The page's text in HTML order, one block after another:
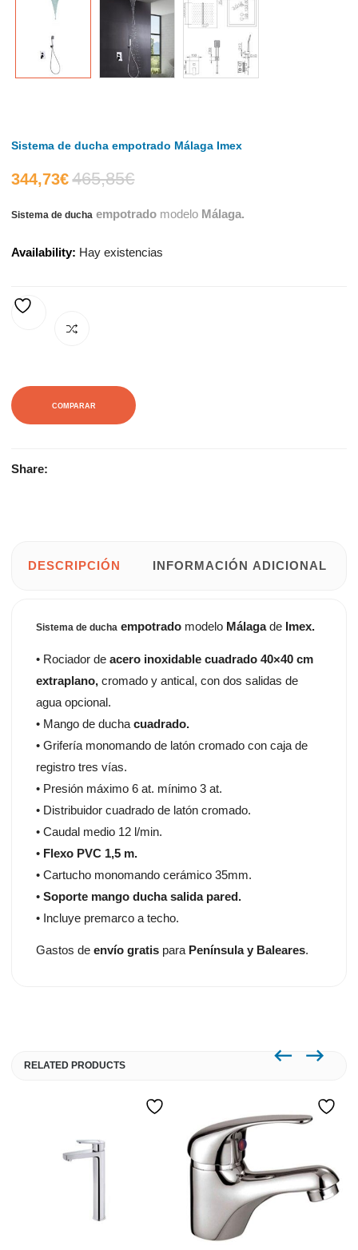
Sistema de ducha empotrado Málaga Imex
344,73€El
precio
actual
344,73€.
465,85€El
precio
original
Sistema de ducha empotrado modelo Málaga.
Availability: Hay existencias
COMPARAR
Share:
DESCRIPCIÓN INFORMACIÓN ADICIONAL
Sistema de ducha empotrado modelo Málagade Imex.
• Rociador deacero inoxidable cuadrado 40×40 cm
extraplano, cromado y antical, con dos salidas de
agua opcional.
• Mango de duchacuadrado.
• Grifería monomando de latón cromado con caja de
registro tres vías.
• Presión máximo 6 at. mínimo 3 at.
• Distribuidor cuadrado de latón cromado.
• Caudal medio 12 l/min.
• Flexo PVC 1,5 m.
• Cartucho monomando cerámico 35mm.
•Soporte mango ducha salida pared.
• Incluye premarco a techo.
Gastos deenvío gratis para Península y Baleares.
RELATED PRODUCTS